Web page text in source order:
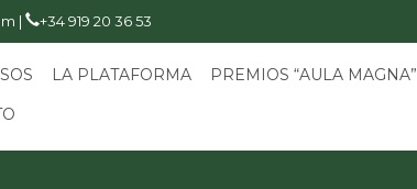
| +34 919 20 36 53
LA PLATAFORMA PREMIOS “AULA MAGNA”